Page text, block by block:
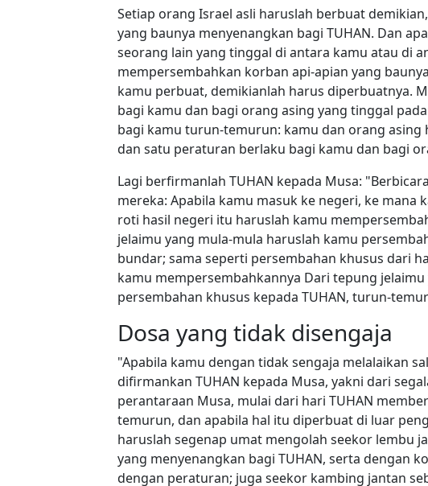
Setiap orang Israel asli haruslah berbuat
yang baunya menyenangkan bagi TUHAN. Dan
seorang lain yang tinggal di antara kamu atau di
mempersembahkan korban api-apian yang
kamu perbuat, demikianlah harus diperbuatnya.
bagi kamu dan bagi orang asing yang tinggal
bagi kamu turun-temurun: kamu dan orang asing
dan satu peraturan berlaku bagi kamu dan bagi
Lagi berfirmanlah TUHAN kepada Musa:
mereka: Apabila kamu masuk ke negeri, ke mana
roti hasil negeri itu haruslah kamu
jelaimu yang mula-mula haruslah kamu
bundar; sama seperti persembahan khusus dari
kamu mempersembahkannya Dari tepung
persembahan khusus kepada TUHAN, turun-
Dosa yang tidak disengaja
"Apabila kamu dengan tidak sengaja melalaikan
difirmankan TUHAN kepada Musa, yakni dari
perantaraan Musa, mulai dari hari TUHAN
temurun, dan apabila hal itu diperbuat di luar
haruslah segenap umat mengolah seekor lembu
yang menyenangkan bagi TUHAN, serta dengan
dengan peraturan; juga seekor kambing jantan